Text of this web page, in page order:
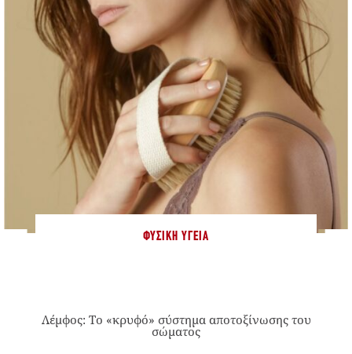
ΦΥΣΙΚΉ ΥΓΕΊΑ
Λέμφος: Το «κρυφό» σύστημα αποτοξίνωσης του
σώματος